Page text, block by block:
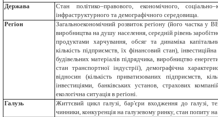
Держава
Стан політико–правового, економічного,
інфраструктурного та демографічного середовища.
Регіон
Загальноекономічний розвиток регіону (його частка у
виробництва на душу населення, середній рівень
продуктами харчування, обсяг та динаміка
кількість підприємств, їх фінансовий стан),
будівельних матеріалів підрядчика, виробництво
стан транспортної індустрії), демографічна
відносин (кількість приватизованих підприємств,
інвестиціями, банківських установ, страхових
екологічна ситуація в регіоні.
Галузь
Життєвий цикл галузі, бар'єри входження до галузі,
чинники, конкуренція на галузевому ринку, стан попиту на